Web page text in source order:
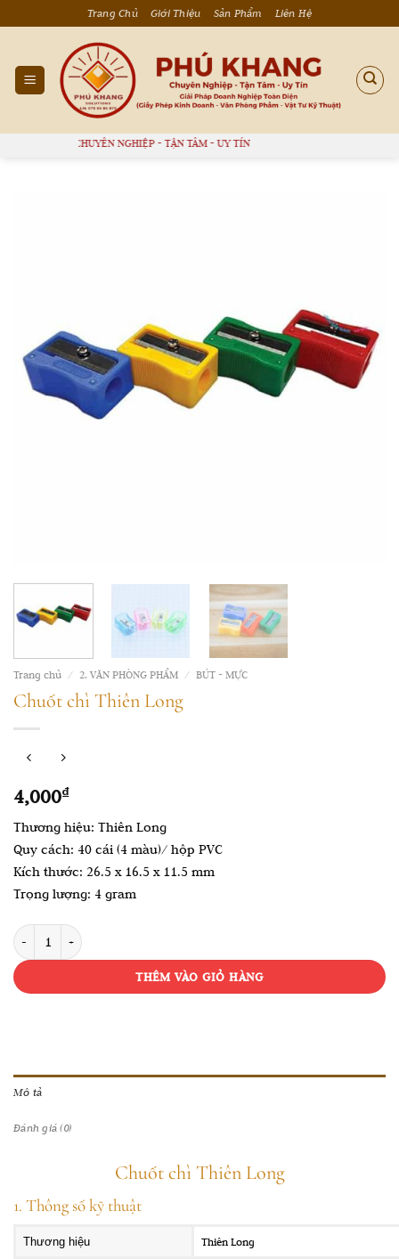
qua
dung
Trang Chủ Giới Thiệu Sản Phẩm Liên Hệ
- CHUYÊN NGHIỆP - TẬN TÂM - UY TÍN
Trang chủ / 2. VĂN PHÒNG PHẨM / BÚT - MỰC
Chuốt chì Thiên Long
4,000₫
Thương hiệu: Thiên Long
Quy cách: 40 cái (4 màu)/ hộp PVC
Kích thước: 26.5 x 16.5 x 11.5 mm
Trọng lượng: 4 gram
Chuốt chì Thiên Long số lượng
THÊM VÀO GIỎ HÀNG
Mô tả
Đánh giá (0)
Chuốt chì Thiên Long
1. Thông số kỹ thuật
Thương hiệu Thiên Long